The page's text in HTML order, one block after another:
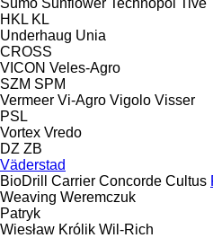
HKL KL
Underhaug Unia
CROSS
VICON Veles-Agro
SZM SPM
Vermeer Vi-Agro Vigolo Visser
PSL
Vortex Vredo
DZ ZB
Väderstad
BioDrill
Carrier Concorde Cultus
Weaving Weremczuk
Patryk
Wiesław Królik Wil-Rich